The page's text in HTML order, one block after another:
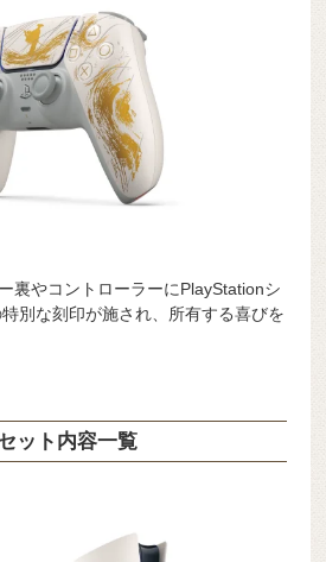
裏やコントローラーにPlayStationシ
別な刻印が施され、所有する喜びを
ット内容一覧